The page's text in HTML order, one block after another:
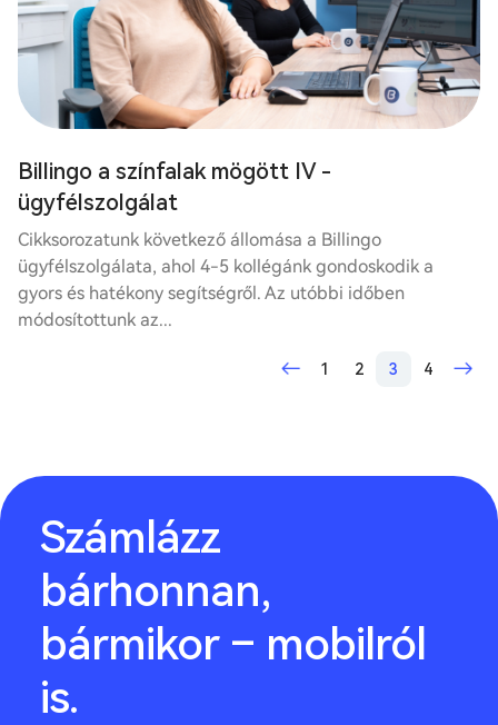
Billingo a színfalak mögött IV -
ügyfélszolgálat
Cikksorozatunk következő állomása a Billingo
ügyfélszolgálata, ahol 4-5 kollégánk gondoskodik a
gyors és hatékony segítségről. Az utóbbi időben
módosítottunk az...
1 2 3 4
Számlázz
bárhonnan,
bármikor – mobilról
is.